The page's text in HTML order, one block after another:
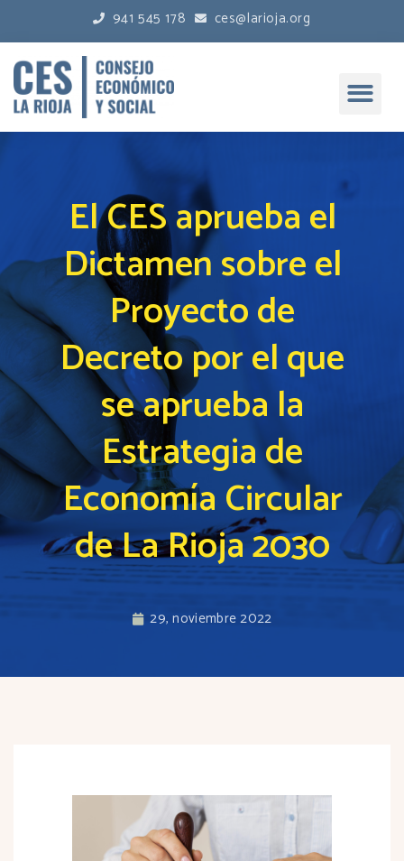
941 545 178 ces@larioja.org
El CES aprueba el
Dictamen sobre el
Proyecto de
Decreto por el que
se aprueba la
Estrategia de
Economía Circular
de La Rioja 2030
29, noviembre 2022